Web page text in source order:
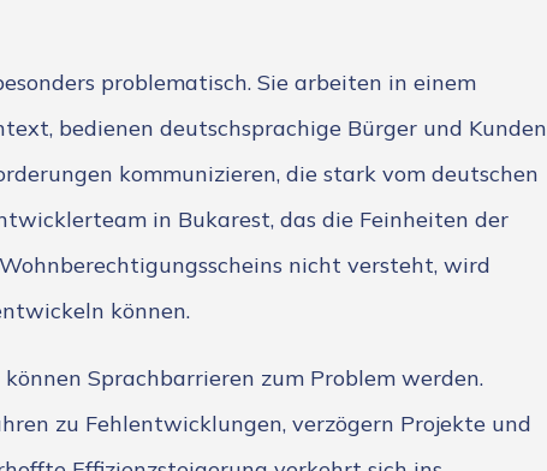
problematisch. Sie arbeiten in einem
bedienen deutschsprachige Bürger und Kunden
kommunizieren, die stark vom deutschen
in Bukarest, das die Feinheiten der
nicht versteht, wird
können.
Sprachbarrieren zum Problem werden.
zu Fehlentwicklungen, verzögern Projekte und